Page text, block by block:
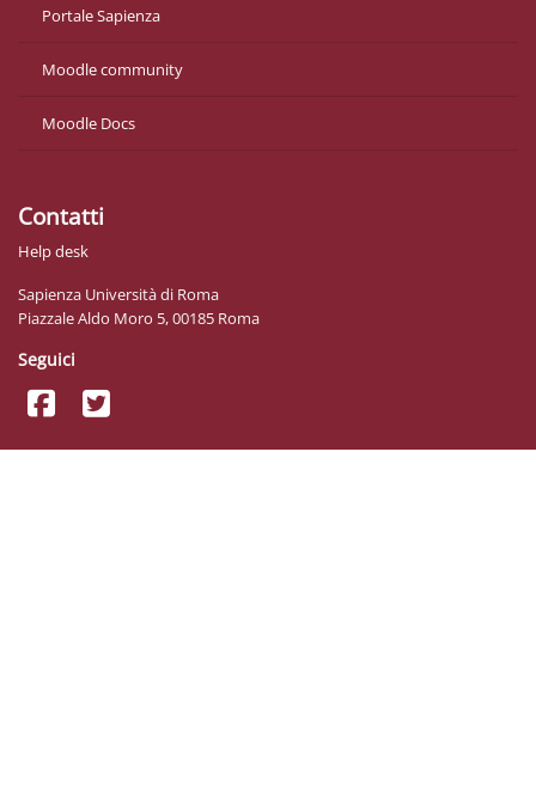
Portale Sapienza
Moodle community
Moodle Docs
Contatti
Help desk
Sapienza Università di Roma
Piazzale Aldo Moro 5, 00185 Roma
Seguici